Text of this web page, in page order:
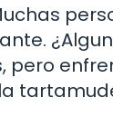
pero